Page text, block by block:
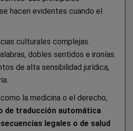
hacen evidentes cuando el
culturales complejas.
dobles sentidos e ironías.
de alta sensibilidad jurídica,
la medicina o el derecho,
de traducción automática
legales o de salud